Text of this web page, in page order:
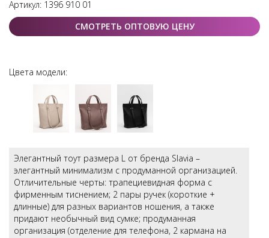
Артикул: 1396 910 01
СМОТРЕТЬ ОПТОВУЮ ЦЕНУ
Цвета модели:
Элегантный тоут размера L от бренда Slavia –
элегантный минимализм с продуманной организацией.
Отличительные черты: трапециевидная форма с
фирменным тиснением; 2 пары ручек (короткие +
длинные) для разных вариантов ношения, а также
придают необычный вид сумке; продуманная
организация (отделение для телефона, 2 кармана на